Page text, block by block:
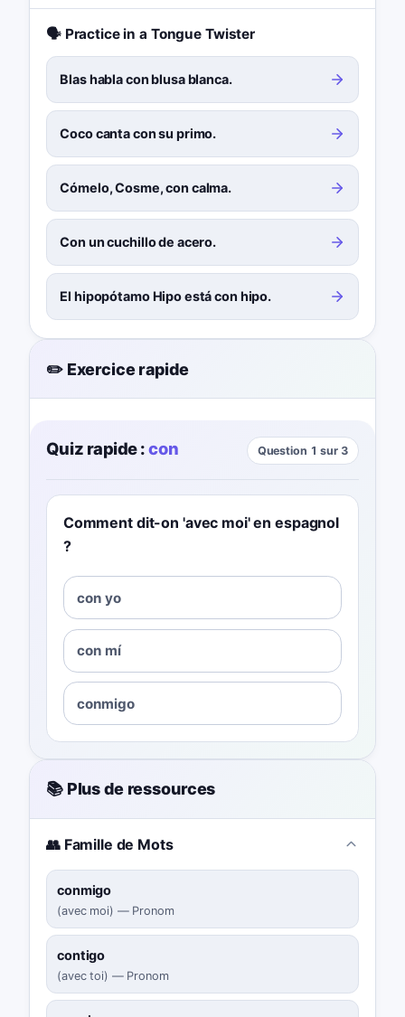
🗣️ Practice in a Tongue Twister
Blas habla con blusa blanca.
Coco canta con su primo.
Cómelo, Cosme, con calma.
Con un cuchillo de acero.
El hipopótamo Hipo está con hipo.
✏️ Exercice rapide
Quiz rapide : con Question 1 sur 3
Comment dit-on 'avec moi' en espagnol
?
con yo
con mí
conmigo
📚 Plus de ressources
👥 Famille de Mots
conmigo
(avec moi) — Pronom
contigo
(avec toi) — Pronom